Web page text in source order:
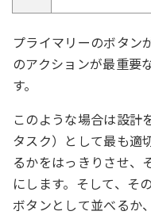
プライマリーのボタン
のアクションが最重要
す。
このような場合は設計
タスク）として最も適
るかをはっきりさせ、
にします。そして、そ
ボタンとして並べるか